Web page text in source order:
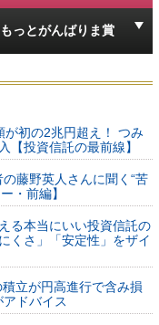
もっとがんばりま賞
が初の2兆円超え！ つみ
【投資信託の最前線】
藤野英人さんに聞く“苦
・前編】
る本当にいい投資信託の
くさ」「安定性」をザイ
立が円高進行で含み損
ドバイス